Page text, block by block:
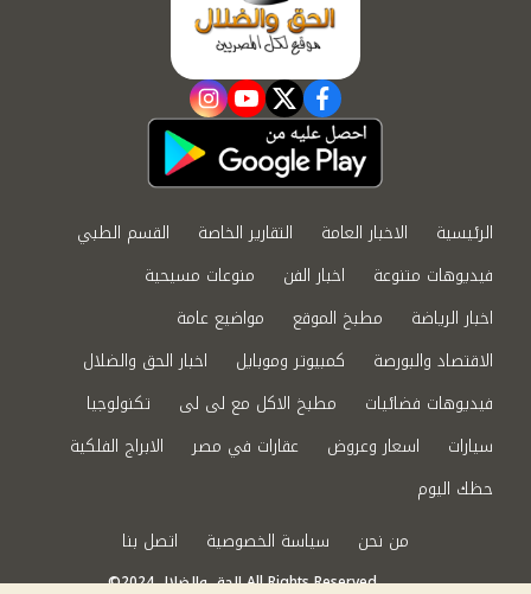
facebook
twitter
youtube
instagram
الرئيسية الاخبار العامة التقارير الخاصة
القسم الطبي
فيديوهات متنوعة
اخبار الفن
منوعات مسيحية
اخبار الرياضة
مطبخ الموقع
مواضيع عامة
الاقتصاد والبورصة
كمبيوتر وموبايل
اخبار الحق والضلال
فيديوهات فضائيات
مطبخ الاكل مع لى لى
تكنولوجيا
سيارات
اسعار وعروض عقارات في مصر
الابراج الفلكية
حظك اليوم
من نحن
سياسة الخصوصية اتصل بنا
©2024 الحق والضلال All Rights Reserved.